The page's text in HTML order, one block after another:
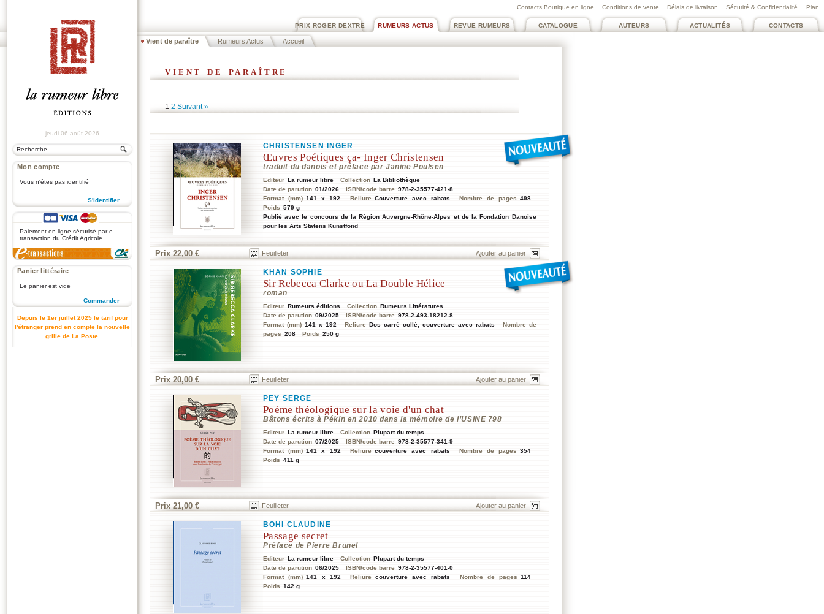
Plan
Contacts Boutique en ligne Conditions de vente Délais de livraison Sécurité & Confidentialité
CONTACTS
ACTUALITÉS
AUTEURS
CATALOGUE
REVUE RUMEURS
RUMEURS ACTUS
PRIX ROGER DEXTRE
Vient de paraître Rumeurs Actus Accueil
jeudi 06 août 2026
Mon compte
Vous n'êtes pas identifié
S'identifier
Paiement en ligne sécurisé par e-
transaction du Crédit Agricole
Panier littéraire
Le panier est vide
Commander
Depuis le 1er juillet 2025 le tarif pour
l'étranger prend en compte la nouvelle
grille de La Poste.
vient de paraître
1 2 Suivant »
CHRISTENSEN INGER
Œuvres Poétiques ça- Inger Christensen
traduit du danois et préface par Janine Poulsen
Editeur La rumeur libre Collection La Bibliothèque
Date de parution 01/2026 ISBN/code barre 978-2-35577-421-8
Format (mm) 141 x 192 Reliure Couverture avec rabats Nombre de pages 498
Poids 579 g
Publié avec le concours de la Région Auvergne-Rhône-Alpes et de la Fondation Danoise
pour les Arts Statens Kunstfond
Prix 22,00 € Feuilleter
KHAN SOPHIE
Sir Rebecca Clarke ou La Double Hélice
roman
Editeur Rumeurs éditions Collection Rumeurs Littératures
Date de parution 09/2025 ISBN/code barre 978-2-493-18212-8
Format (mm) 141 x 192 Reliure Dos carré collé, couverture avec rabats
Nombre de
pages 208 Poids 250 g
Prix 20,00 € Feuilleter
PEY SERGE
Poème théologique sur la voie d'un chat
Bâtons écrits à Pékin en 2010 dans la mémoire de l’USINE 798
Editeur La rumeur libre Collection Plupart du temps
Date de parution 07/2025 ISBN/code barre 978-2-35577-341-9
Format (mm) 141 x 192 Reliure couverture avec rabats Nombre de pages 354
Poids 411 g
Prix 21,00 € Feuilleter
BOHI CLAUDINE
Passage secret
Préface de Pierre Brunel
Editeur La rumeur libre Collection Plupart du temps
Date de parution 06/2025 ISBN/code barre 978-2-35577-401-0
Format (mm) 141 x 192 Reliure couverture avec rabats Nombre de pages 114
Poids 142 g